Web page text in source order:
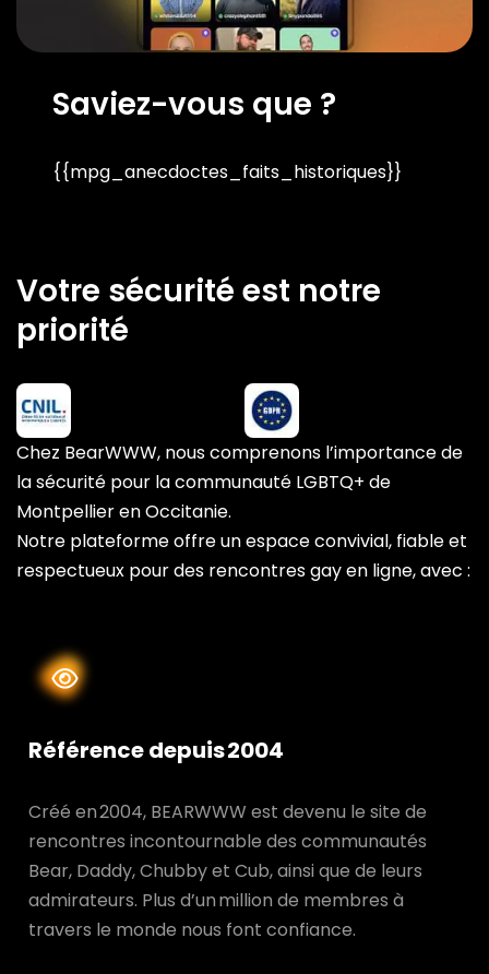
Saviez-vous que ?
{{mpg_anecdoctes_faits_historiques}}
Votre sécurité est notre
priorité
Chez BearWWW, nous comprenons l’importance de
la sécurité pour la communauté LGBTQ+ de
Montpellier en Occitanie.
Notre plateforme offre un espace convivial, fiable et
respectueux pour des rencontres gay en ligne, avec :
Référence depuis 2004
Créé en 2004, BEARWWW est devenu le site de
rencontres incontournable des communautés
Bear, Daddy, Chubby et Cub, ainsi que de leurs
admirateurs. Plus d’un million de membres à
travers le monde nous font confiance.